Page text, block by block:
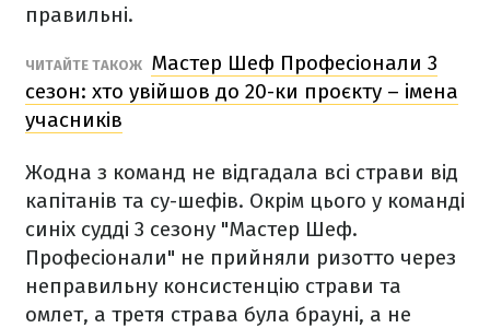
правильні.
ЧИТАЙТЕ ТАКОЖ Мастер Шеф Професіонали 3
сезон: хто увійшов до 20-ки проєкту – імена
учасників
Жодна з команд не відгадала всі страви від
капітанів та су-шефів. Окрім цього у команді
синіх судді 3 сезону "Мастер Шеф.
Професіонали" не прийняли ризотто через
неправильну консистенцію страви та
омлет, а третя страва була брауні, а не